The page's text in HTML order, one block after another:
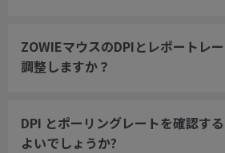
ZOWIEマウスのDPIとレポートレ
調整しますか？
DPI とポーリングレートを確認す
よいでしょうか?